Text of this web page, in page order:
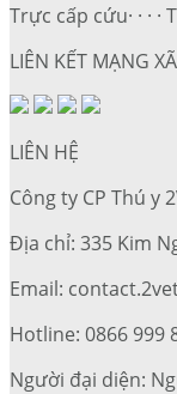
Trực cấp cứu· · · ·
LIÊN KẾT MẠNG
LIÊN HỆ
Công ty CP Thú y
Địa chỉ: 335 Kim
Email:
Hotline: 0866 999
Người đại diện: